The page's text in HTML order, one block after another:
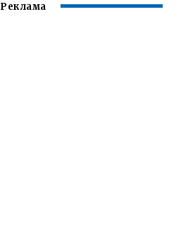
Реклама